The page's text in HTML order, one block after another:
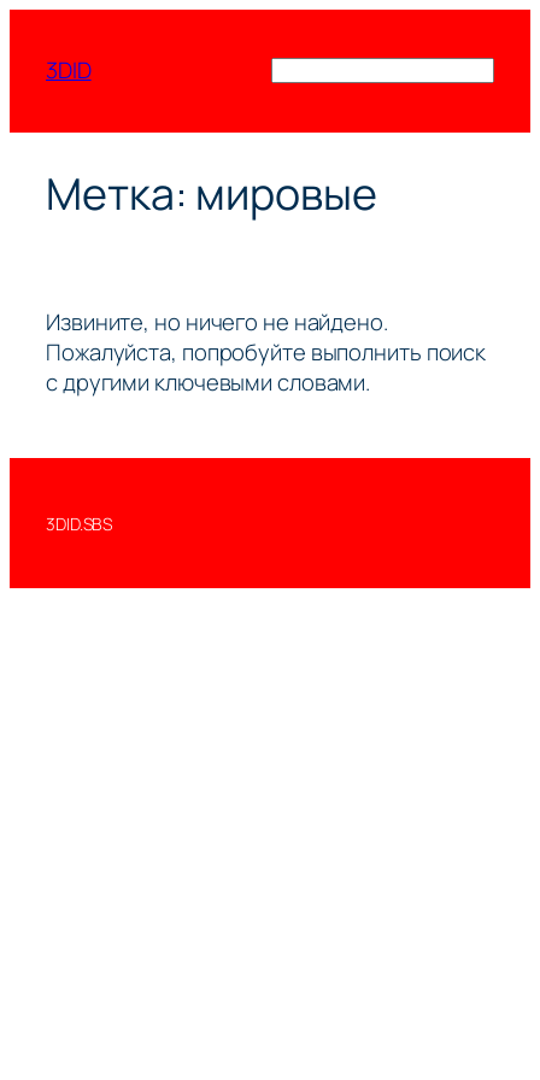
содержимому
3DID
Метка: мировые
Извините, но ничего не найдено.
Пожалуйста, попробуйте выполнить поиск
с другими ключевыми словами.
3DID.SBS